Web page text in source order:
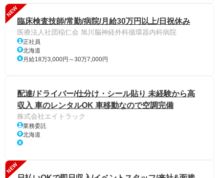
NEW
臨床検査技師/常勤/病院/月給30万円以上/日祝休み
医療法人社団稲仁会 旭川脳神経外科循環器内科病院
正社員
北海道
月給18万3,000円～30万7,000円
配達/ドライバー/仕分け・シール貼り 未経験から高
収入 車のレンタルOK 車移動なので空調完備
株式会社エイトラック
業務委託
北海道
NEW